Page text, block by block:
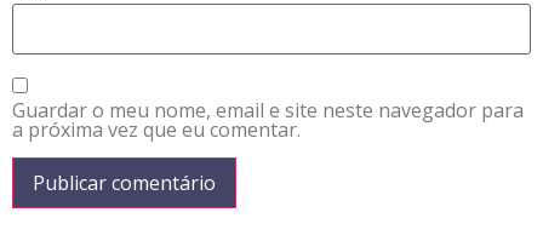
Guardar o meu nome, email e site neste navegador para
a próxima vez que eu comentar.